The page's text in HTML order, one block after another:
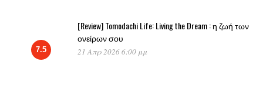
7.5
[Review] Tomodachi Life: Living the Dream : η ζωή των
ονείρων σου
21 Απρ 2026 6:00 μμ